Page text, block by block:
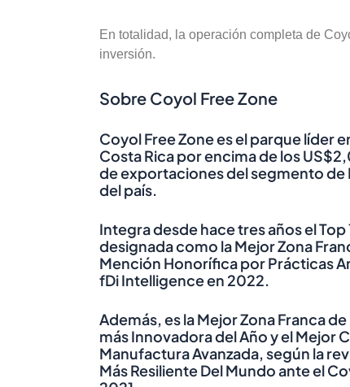
En totalidad, la operación completa de
inversión.
Sobre Coyol Free Zone
Coyol Free Zone es el parque líder
Costa Rica por encima de los
de exportaciones del segmento de
del país.
Integra desde hace tres años el
designada como la Mejor Zona
Mención Honorífica por Prácticas
fDi Intelligence en 2022.
Además, es la Mejor Zona Franca
más Innovadora del Año y el Mejor
Manufactura Avanzada, según la
Más Resiliente Del Mundo ante el